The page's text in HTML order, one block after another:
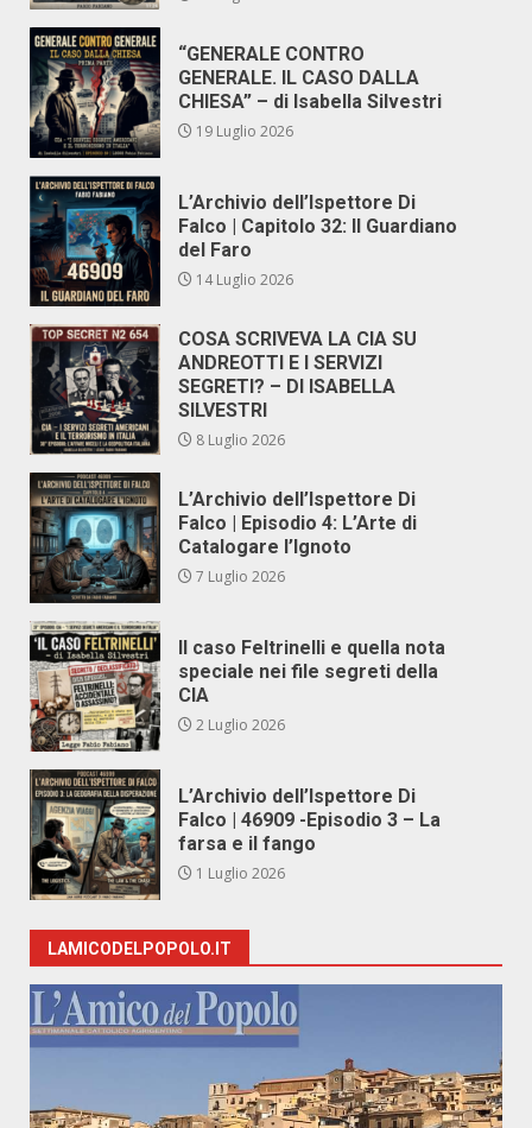
“GENERALE CONTRO
GENERALE. IL CASO DALLA
CHIESA” – di Isabella Silvestri
19 Luglio 2026
L’Archivio dell’Ispettore Di
Falco | Capitolo 32: Il Guardiano
del Faro
14 Luglio 2026
COSA SCRIVEVA LA CIA SU
ANDREOTTI E I SERVIZI
SEGRETI? – DI ISABELLA
SILVESTRI
8 Luglio 2026
L’Archivio dell’Ispettore Di
Falco | Episodio 4: L’Arte di
Catalogare l’Ignoto
7 Luglio 2026
Il caso Feltrinelli e quella nota
speciale nei file segreti della
CIA
2 Luglio 2026
L’Archivio dell’Ispettore Di
Falco | 46909 -Episodio 3 – La
farsa e il fango
1 Luglio 2026
LAMICODELPOPOLO.IT